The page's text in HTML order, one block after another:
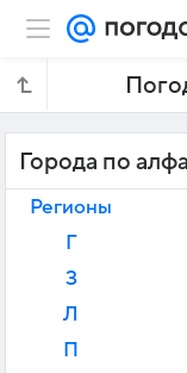
Города по
Регионы
Г
З
Л
П